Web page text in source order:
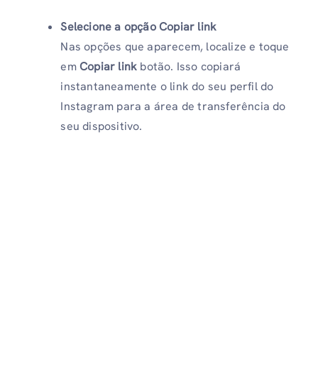
Selecione a opção Copiar link
Nas opções que aparecem, localize e toque
emCopiar link botão. Isso copiará
instantaneamente o link do seu perfil do
Instagram para a área de transferência do
seu dispositivo.